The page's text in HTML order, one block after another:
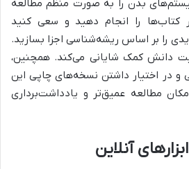
بدن را به صورت منظم مطالعه
کتاب‌ها را انجام دهید و سعی کنید
را بر اساس ریشه‌شناسی اجزا بسازید.
دانش کمک شایانی می‌کند. همچنین،
و در اختیار داشتن نسخه‌های چاپی این
مطالعه عمیق‌تر و یادداشت‌برداری